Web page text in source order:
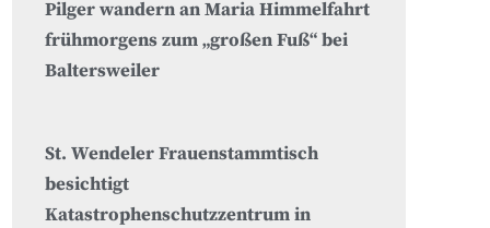
Pilger wandern an Maria Himmelfahrt
frühmorgens zum „großen Fuß“ bei
Baltersweiler
St. Wendeler Frauenstammtisch
besichtigt
Katastrophenschutzzentrum in